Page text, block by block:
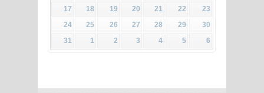
17
18 19 20 21 22
23
24
25 26 27 28 29
30
31
1 2 3 4 5 6